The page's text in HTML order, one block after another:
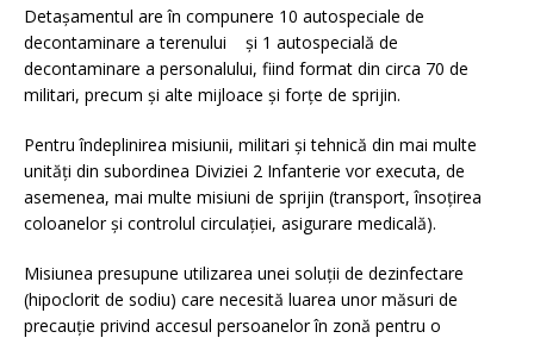
Detașamentul are în compunere 10 autospeciale de
decontaminare a terenului și 1 autospecială de
decontaminare a personalului, fiind format din circa 70 de
militari, precum și alte mijloace și forțe de sprijin.
Pentru îndeplinirea misiunii, militari și tehnică din mai multe
unități din subordinea Diviziei 2 Infanterie vor executa, de
asemenea, mai multe misiuni de sprijin (transport, însoțirea
coloanelor și controlul circulației, asigurare medicală).
Misiunea presupune utilizarea unei soluții de dezinfectare
(hipoclorit de sodiu) care necesită luarea unor măsuri de
precauție privind accesul persoanelor în zonă pentru o